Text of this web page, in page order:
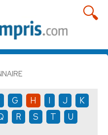
G H I J
K
R S T
U